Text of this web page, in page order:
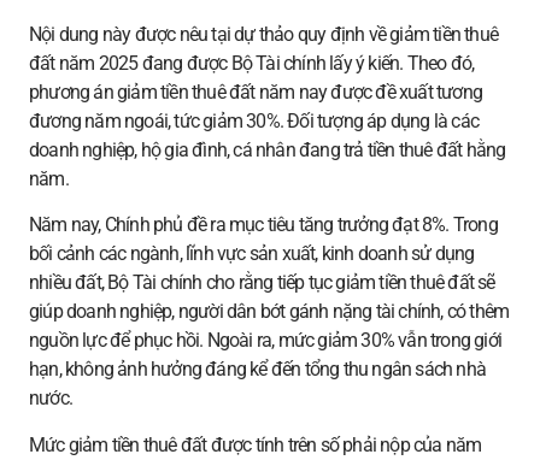
Nội dung này được nêu tại dự thảo quy định về giảm tiền thuê
đất năm 2025 đang được Bộ Tài chính lấy ý kiến. Theo đó,
phương án giảm tiền thuê đất năm nay được đề xuất tương
đương năm ngoái, tức giảm 30%. Đối tượng áp dụng là các
doanh nghiệp, hộ gia đình, cá nhân đang trả tiền thuê đất hằng
năm.
Năm nay, Chính phủ đề ra mục tiêu tăng trưởng đạt 8%. Trong
bối cảnh các ngành, lĩnh vực sản xuất, kinh doanh sử dụng
nhiều đất, Bộ Tài chính cho rằng tiếp tục giảm tiền thuê đất sẽ
giúp doanh nghiệp, người dân bớt gánh nặng tài chính, có thêm
nguồn lực để phục hồi. Ngoài ra, mức giảm 30% vẫn trong giới
hạn, không ảnh hưởng đáng kể đến tổng thu ngân sách nhà
nước.
Mức giảm tiền thuê đất được tính trên số phải nộp của năm